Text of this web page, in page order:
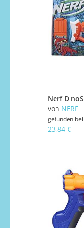
von NERF
gefunden bei
23,84 €